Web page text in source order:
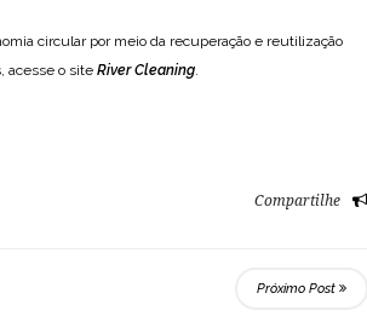
circular por meio da recuperação e reutilização
acesse o site River Cleaning.
Compartilhe
Próximo Post